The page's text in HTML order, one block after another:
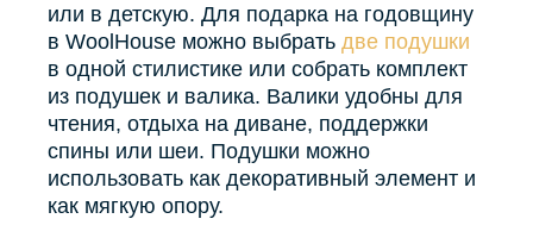
или в детскую. Для подарка на годовщину
в WoolHouse можно выбрать две подушки
в одной стилистике или собрать комплект
из подушек и валика. Валики удобны для
чтения, отдыха на диване, поддержки
спины или шеи. Подушки можно
использовать как декоративный элемент и
как мягкую опору.